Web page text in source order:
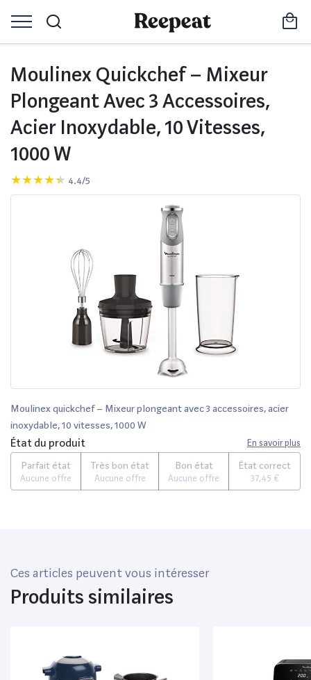
Moulinex Quickchef – Mixeur
Plongeant Avec 3 Accessoires,
Acier Inoxydable, 10 Vitesses,
1000 W
4.4/5
Moulinex quickchef – Mixeur plongeant avec 3 accessoires, acier
inoxydable, 10 vitesses, 1000 W
État du produit En savoir plus
Parfait état
Aucune offre
Très bon état
Aucune offre
Bon état
Aucune offre
État correct
37,45 €
Ces articles peuvent vous intéresser
Produits similaires